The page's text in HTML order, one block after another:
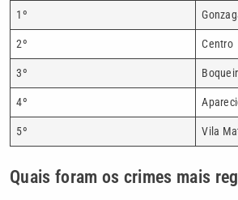
1º
2º Centro
3º
4º
5º Vila
Quais foram os crimes mais